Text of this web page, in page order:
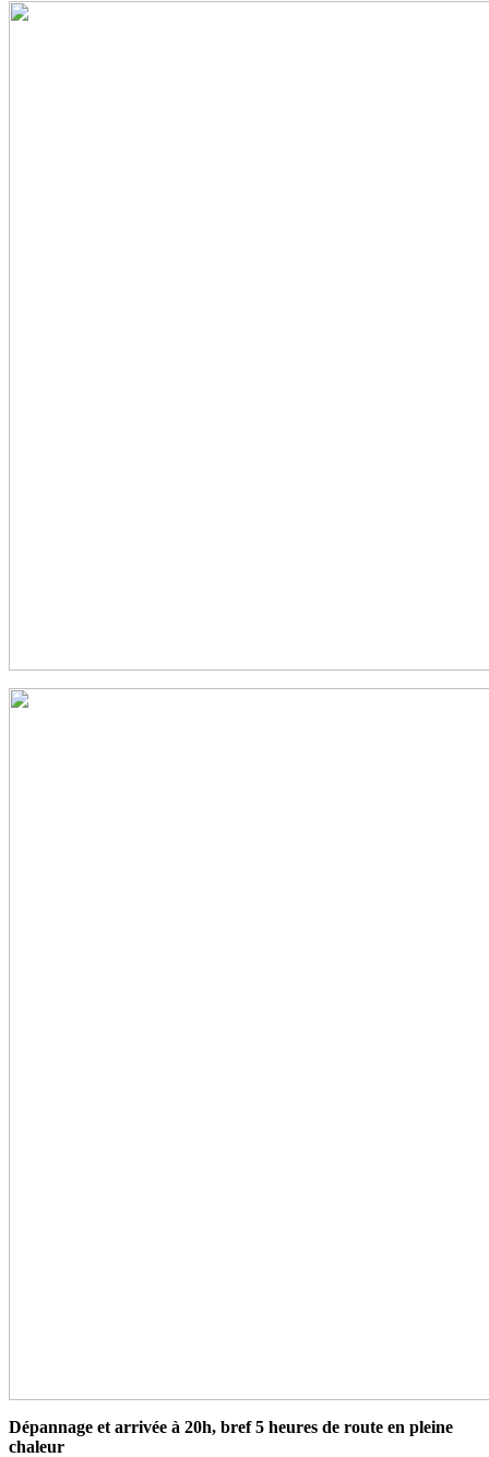
Dépannage et arrivée à 20h, bref 5 heures de route en pleine
chaleur